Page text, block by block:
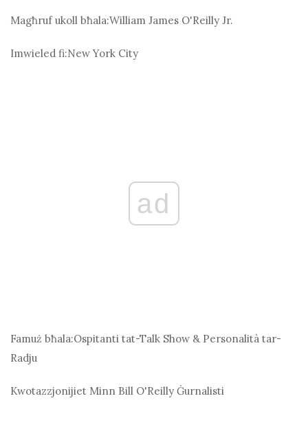
Magħruf ukoll bħala:William James O'Reilly Jr.
Imwieled fi:New York City
ad
Famuż bħala:Ospitanti tat-Talk Show & Personalità tar-
Radju
Kwotazzjonijiet Minn Bill O'Reilly Ġurnalisti